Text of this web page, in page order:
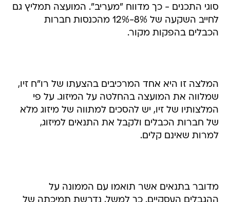
סוגי התכנים - כך מדווח "מעריב". המועצה תמליץ גם
לחייב השקעה של 8%-12% מהכנסות חברות
הכבלים בהפקות מקור.
המלצה זו היא אחד המרכיבים בהצעתו של רו"ח זיו,
שמלווה את המועצה בהחלטה על המיזוג. על פי
המלצותיו של זיו, יש להסכים למתווה של מיזוג מלא
של חברות הכבלים ולקבל את התנאים למיזוג,
למרות שאינם קלים.
מדובר בתנאים אשר תואמו עם הממונה על